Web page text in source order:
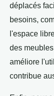
déplacés
besoins,
l'espace
des
améliore
contribue